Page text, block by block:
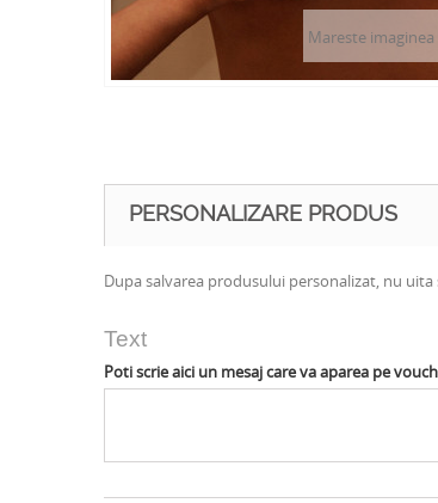
Mareste imaginea
PERSONALIZARE PRODUS
Dupa salvarea produsului personalizat, nu uita
Text
Poti scrie aici un mesaj care va aparea pe